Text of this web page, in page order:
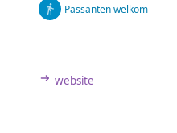
Passanten welkom
website